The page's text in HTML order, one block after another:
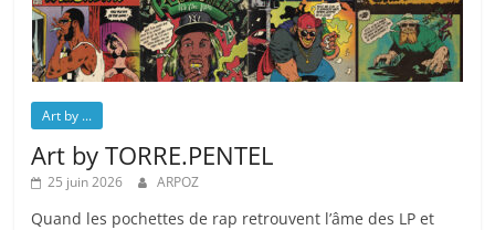
Art by ...
Art by TORRE.PENTEL
25 juin 2026 ARPOZ
Quand les pochettes de rap retrouvent l’âme des LP et